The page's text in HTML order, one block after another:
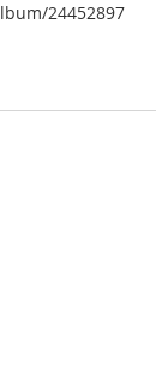
24452897